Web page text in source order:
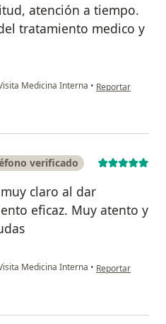
atención a tiempo.
tratamiento medico y
Medicina Interna • en opinión del
Reportar
verificado
claro al dar
eficaz. Muy atento y
Medicina Interna • en opinión del
Reportar